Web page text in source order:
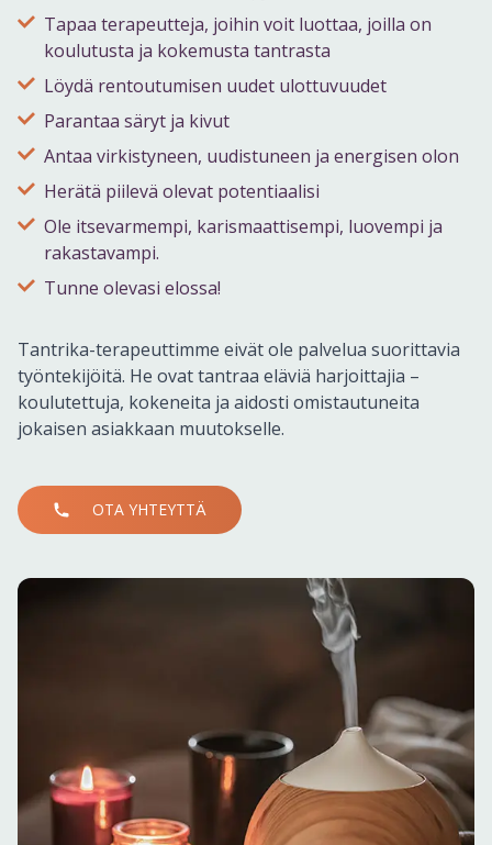
Tapaa terapeutteja, joihin voit luottaa, joilla on
koulutusta ja kokemusta tantrasta
Löydä rentoutumisen uudet ulottuvuudet
Parantaa säryt ja kivut
Antaa virkistyneen, uudistuneen ja energisen olon
Herätä piilevä olevat potentiaalisi
Ole itsevarmempi, karismaattisempi, luovempi ja
rakastavampi.
Tunne olevasi elossa!
Tantrika-terapeuttimme eivät ole palvelua suorittavia
työntekijöitä. He ovat tantraa eläviä harjoittajia –
koulutettuja, kokeneita ja aidosti omistautuneita
jokaisen asiakkaan muutokselle.
OTA YHTEYTTÄ